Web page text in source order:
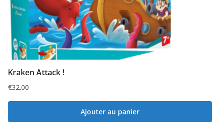
Kraken Attack !
€32.00
Ajouter au panier